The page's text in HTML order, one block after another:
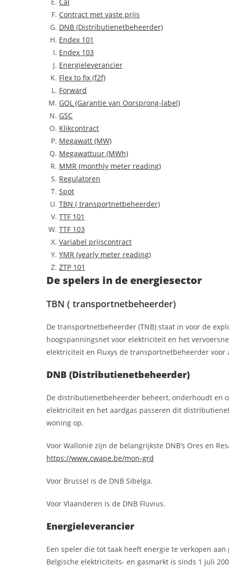
Contract met vaste prijs
DNB (Distributienetbeheerder)
Endex 101
Endex 103
Energieleverancier
Flex to fix (f2f)
Forward
GOL (Garantie van Oorsprong-label)
GSC
Klikcontract
Megawatt (MW)
Megawattuur (MWh)
MMR (monthly meter reading)
Regulatoren
Spot
TBN ( transportnetbeheerder)
TTF 101
TTF 103
Variabel prijscontract
YMR (yearly meter reading)
ZTP 101
De spelers in de energiesector
TBN ( transportnetbeheerder)
De transportnetbeheerder (TNB) staat in voor de
hoogspanningsnet voor elektriciteit en het
elektriciteit en Fluxys de transportnetbeheerder voor
DNB (Distributienetbeheerder)
De distributienetbeheerder beheert, onderhoudt en
elektriciteit en het aardgas passeren dit
woning op.
Voor Wallonië zijn de belangrijkste DNB’s Ores en
https://www.cwape.be/mon-grd
Voor Brussel is de DNB Sibelga.
Voor Vlaanderen is de DNB Fluvius.
Energieleverancier
Een speler die tot taak heeft energie te verkopen
Belgische elektriciteits- en gasmarkt is sinds 1 juli